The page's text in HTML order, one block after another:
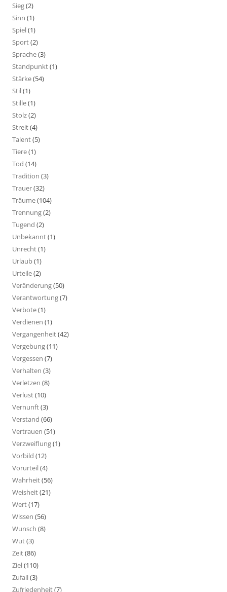
Sieg(2)
Sinn (1)
Spiel(1)
Sport(2)
Sprache(3)
Standpunkt(1)
Stärke(54)
Stil(1)
Stille(1)
Stolz(2)
Streit(4)
Talent(5)
Tiere(1)
Tod (14)
Tradition (3)
Trauer(32)
Träume(104)
Trennung(2)
Tugend (2)
Unbekannt(1)
Unrecht(1)
Urlaub(1)
Urteile(2)
Veränderung(50)
Verantwortung(7)
Verbote(1)
Verdienen (1)
Vergangenheit(42)
Vergebung(11)
Vergessen (7)
Verhalten (3)
Verletzen (8)
Verlust(10)
Vernunft(3)
Verstand (66)
Vertrauen (51)
Verzweiflung(1)
Vorbild (12)
Vorurteil(4)
Wahrheit(56)
Weisheit(21)
Wert(17)
Wissen (56)
Wunsch (8)
Wut(3)
Zeit(86)
Ziel(110)
Zufall(3)
Zufriedenheit(7)